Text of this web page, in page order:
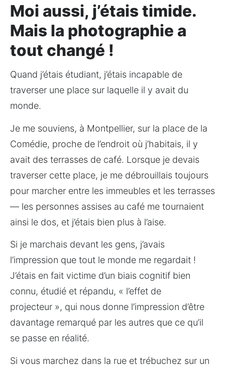
Moi aussi, j’étais timide.
Mais la photographie a
tout changé !
Quand j’étais étudiant, j’étais incapable de
traverser une place sur laquelle il y avait du
monde.
Je me souviens, à Montpellier, sur la place de la
Comédie, proche de l’endroit où j’habitais, il y
avait des terrasses de café. Lorsque je devais
traverser cette place, je me débrouillais toujours
pour marcher entre les immeubles et les terrasses
— les personnes assises au café me tournaient
ainsi le dos, et j’étais bien plus à l’aise.
Si je marchais devant les gens, j’avais
l’impression que tout le monde me regardait !
J’étais en fait victime d’un biais cognitif bien
connu, étudié et répandu, « l’effet de
projecteur », qui nous donne l’impression d’être
davantage remarqué par les autres que ce qu’il
se passe en réalité.
Si vous marchez dans la rue et trébuchez sur un